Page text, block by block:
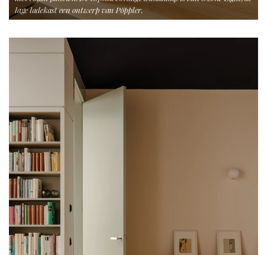
lage ladekast een ontwerp van Pöppler.